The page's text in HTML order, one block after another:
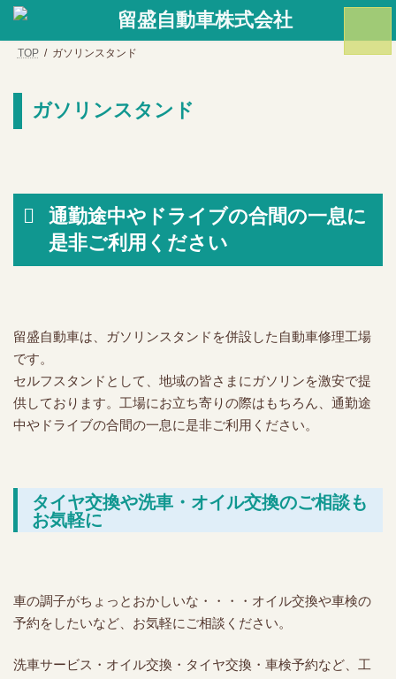
テ
ゲ
TOP ガソリンスタンド
ガソリンスタンド
通勤途中やドライブの合間の一息に
是非ご利用ください
留盛自動車は、ガソリンスタンドを併設した自動車修理工場
です。
セルフスタンドとして、地域の皆さまにガソリンを激安で提
供しております。工場にお立ち寄りの際はもちろん、通勤途
中やドライブの合間の一息に是非ご利用ください。
タイヤ交換や洗車・オイル交換のご相談も
お気軽に
車の調子がちょっとおかしいな・・・・オイル交換や車検の
予約をしたいなど、お気軽にご相談ください。
洗車サービス・オイル交換・タイヤ交換・車検予約など、工